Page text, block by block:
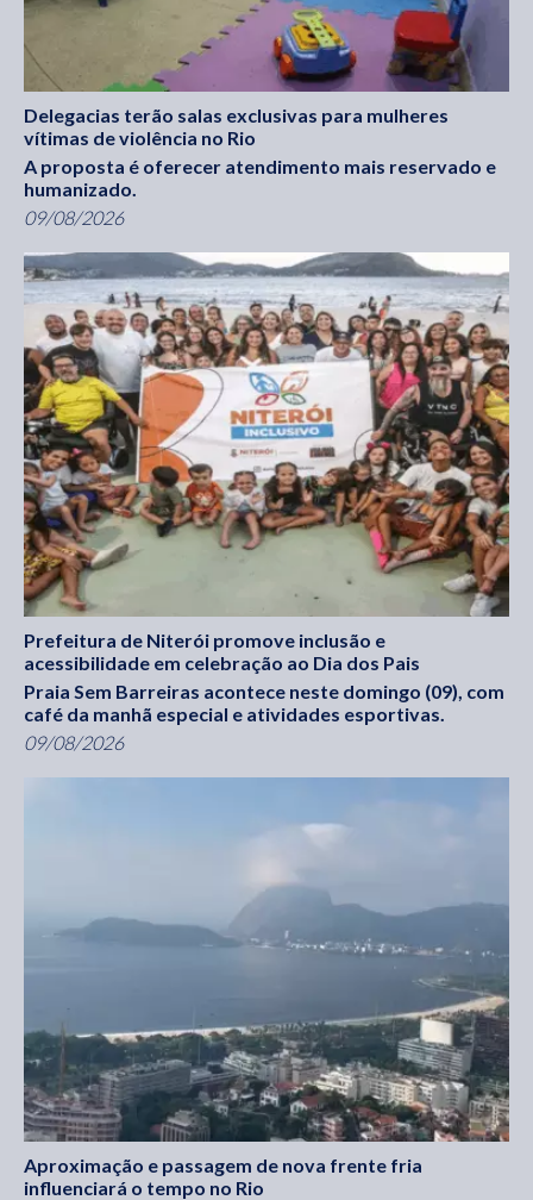
Delegacias terão salas exclusivas para mulheres
vítimas de violência no Rio
A proposta é oferecer atendimento mais reservado e
humanizado.
09/08/2026
Prefeitura de Niterói promove inclusão e
acessibilidade em celebração ao Dia dos Pais
Praia Sem Barreiras acontece neste domingo (09), com
café da manhã especial e atividades esportivas.
09/08/2026
Aproximação e passagem de nova frente fria
influenciará o tempo no Rio